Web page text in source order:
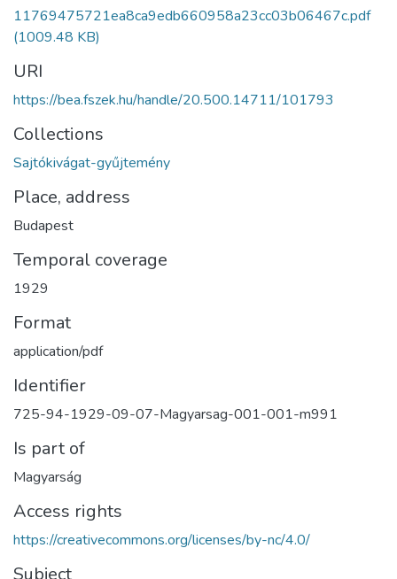
11769475721ea8ca9edb660958a23cc03b06467c.pdf
(1009.48 KB)
URI
https://bea.fszek.hu/handle/20.500.14711/101793
Collections
Sajtókivágat-gyűjtemény
Place, address
Budapest
Temporal coverage
1929
Format
application/pdf
Identifier
725-94-1929-09-07-Magyarsag-001-001-m991
Is part of
Magyarság
Access rights
https://creativecommons.org/licenses/by-nc/4.0/
Subject